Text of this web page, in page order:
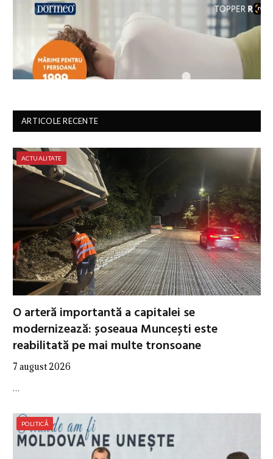
ARTICOLE RECENTE
ACTUALITATE
O arteră importantă a capitalei se
modernizează: șoseaua Muncești este
reabilitată pe mai multe tronsoane
7 august 2026
…
POLITICĂ